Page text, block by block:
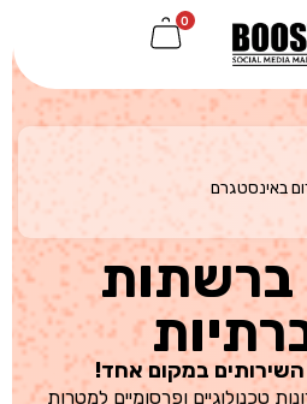
0
באינסטגרם
ברשתות
במקום אחד!
טכנולוגיים ופרסומיים למטרות